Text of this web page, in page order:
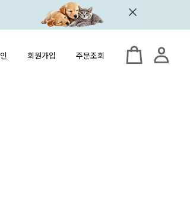
회원가입 주문조회